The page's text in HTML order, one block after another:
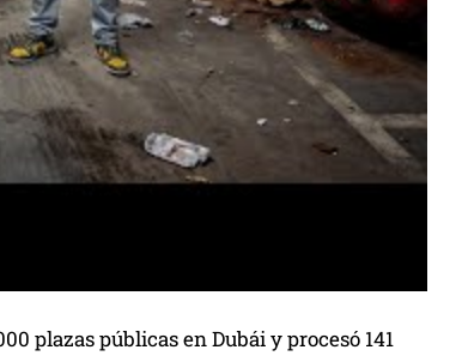
plazas públicas en Dubái y procesó 141